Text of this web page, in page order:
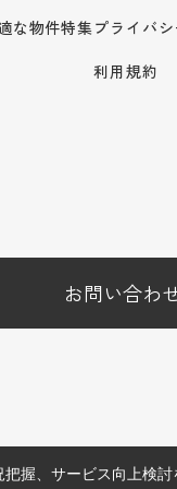
な物件特集プライバ
利用規約
お問い合わ
握、サービス向上検